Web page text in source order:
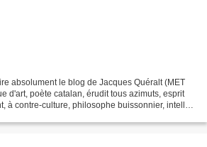
absolument le blog de Jacques Quéralt (MET
d'art, poète catalan, érudit tous azimuts, esprit
à contre-culture, philosophe buissonnier, intello